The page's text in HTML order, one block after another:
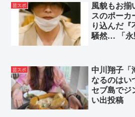
ほしいです。中居さんいない
【画像】X民「映画館のこの通
栄養ってあると思う」👈共感
Powered by livedoor 相互RSS
芸スポ
風貌もお揃
スのポーカ
り込んだ『
騒然… 「永
芸スポ
中川翔子「
なるのはい
セブ島でジ
い出投稿